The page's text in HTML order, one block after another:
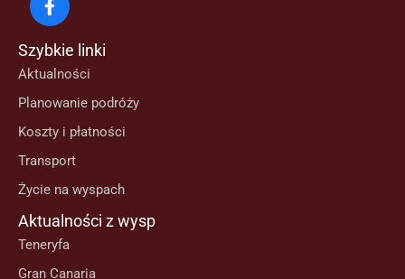
Szybkie linki
Aktualności
Planowanie podróży
Koszty i płatności
Transport
Życie na wyspach
Aktualności z wysp
Teneryfa
Gran Canaria